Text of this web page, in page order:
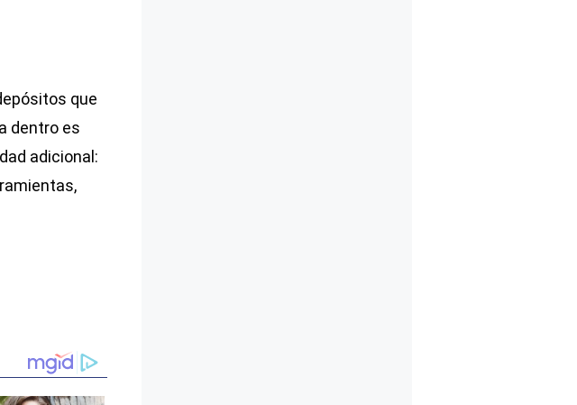
que
dentro es
adicional: